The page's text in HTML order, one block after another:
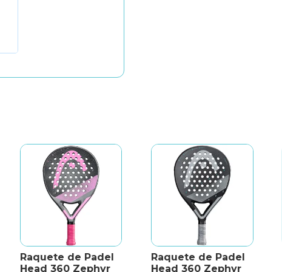
Raquete de Padel
Head 360 Zephyr
Raquete de Padel
Head 360 Zephyr